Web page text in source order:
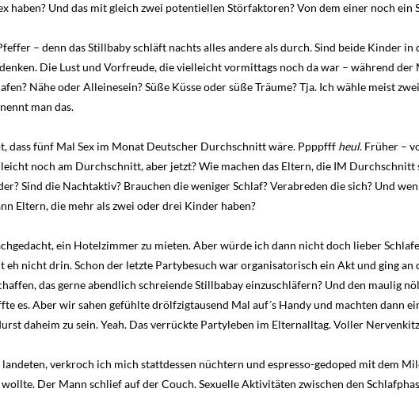
haben? Und das mit gleich zwei potentiellen Störfaktoren? Von dem einer noch ein
– denn das Stillbaby schläft nachts alles andere als durch. Sind beide Kinder
Die Lust und Vorfreude, die vielleicht vormittags noch da war – während
Nähe oder Alleinesein? Süße Küsse oder süße Träume? Tja. Ich wähle meist
man das.
dass fünf Mal Sex im Monat Deutscher Durchschnitt wäre. Ppppfff heul. Früher –
noch am Durchschnitt, aber jetzt? Wie machen das Eltern, die IM Durchschnitt
Sind die Nachtaktiv? Brauchen die weniger Schlaf? Verabreden die sich? Und
Eltern, die mehr als zwei oder drei Kinder haben?
ein Hotelzimmer zu mieten. Aber würde ich dann nicht doch lieber
eh nicht drin. Schon der letzte Partybesuch war organisatorisch ein Akt und ging
das gerne abendlich schreiende Stillbabay einzuschläfern? Und den maulig
es. Aber wir sahen gefühlte drölfzigtausend Mal auf´s Handy und machten dann
daheim zu sein. Yeah. Das verrückte Partyleben im Elternalltag. Voller
verkroch ich mich stattdessen nüchtern und espresso-gedoped mit dem
Der Mann schlief auf der Couch. Sexuelle Aktivitäten zwischen den